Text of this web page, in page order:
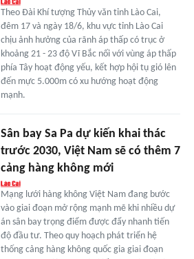
Theo Đài Khí tượng Thủy văn tỉnh Lào Cai,
đêm 17 và ngày 18/6, khu vực tỉnh Lào Cai
chịu ảnh hưởng của rãnh áp thấp có trục ở
khoảng 21 - 23 độ Vĩ Bắc nối với vùng áp thấp
phía Tây hoạt động yếu, kết hợp hội tụ gió lên
đến mực 5.000m có xu hướng hoạt động
mạnh.
Sân bay Sa Pa dự kiến khai thác
trước 2030, Việt Nam sẽ có thêm 7
cảng hàng không mới
Mạng lưới hàng không Việt Nam đang bước
vào giai đoạn mở rộng mạnh mẽ khi nhiều dự
án sân bay trọng điểm được đẩy nhanh tiến
độ đầu tư. Theo quy hoạch phát triển hệ
thống cảng hàng không quốc gia giai đoạn